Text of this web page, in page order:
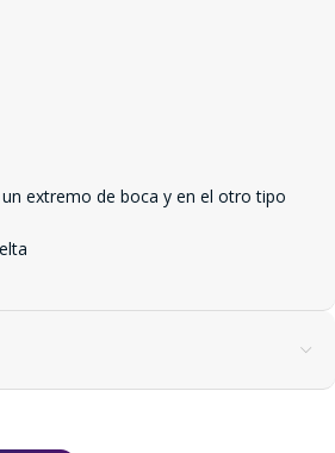
extremo de boca y en el otro tipo